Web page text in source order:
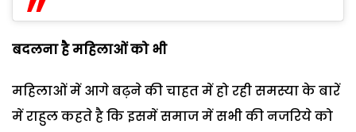
बदलना है महिलाओं को भी
महिलाओं में आगे बढ़ने की चाहत में हो रही समस्या के बारें
में राहुल कहते है कि इसमें समाज में सभी की नजरिये को